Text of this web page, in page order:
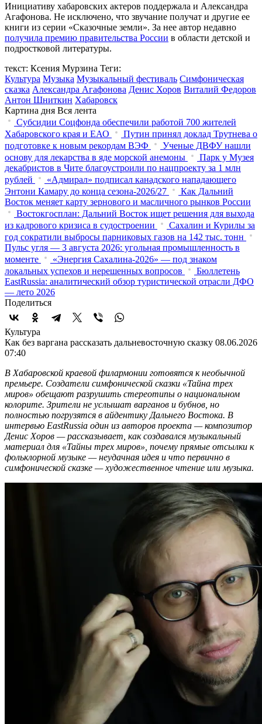
Инициативу хабаровских актеров поддержала и Александра
Агафонова. Не исключено, что звучание получат и другие ее
книги из серии «Сказочные земли». За нее автор недавно
получила премию правительства России в области детской и
подростковой литературы.
текст: Ксения Мурзина Теги:
Культура Музыка Музыкальный фестиваль Симфоническая
сказка Александра Агафонова Денис Хоров Виталий Федоров
Антон Шниткин Хабаровск
Картина дня Вся лента
Субсидии Соцфонда обеспечили работой 700 жителей
Хабаровского края и ЕАО
Путин принял доклад Трутнева о
подготовке к новым рекордам ВЭФ
Ученые ДВФУ нашли
основу для лекарства в яде морской анемоны
Парк у Музея
декабристов в Чите благоустроили по нацпроекту за 1 млн
рублей
«Адмирал» подписал канадского нападающего
Энтони Камару до конца сезона-2026/27
Как Дальний
Восток меняет карту зернового и масличного рынков России
Востокгосплан: Дальний Восток ищет решения для выхода
из кадрового кризиса в судостроении
Сахалин и Курилы за
год сократили выбросы парниковых газов на 142 тыс. тонн
Пульс угля — 3 августа 2026: угольная промышленность в
моменте
«Энергия Сахалина-2026» — под знаком
локальных успехов и нерешенных вопросов
Бюллетень
EastRussia: аналитический обзор туристической отрасли ДФО
— лето 2026
Поделиться
Культура
Как без варгана рассказать дальневосточную сказку 08.06.2026
07:40
В Хабаровской краевой филармонии готовятся к необычной
премьере. Создатели симфонической сказки «Тайна трех
миров» обещают разрушить стереотипы о национальном
колорите. Зрители не услышат варганов и бубнов, но
полностью погрузятся в айдентику Дальнего Востока. В
интервью EastRussia один из авторов проекта — композитор
Денис Хоров — рассказывает, как создавался музыкальный
материал для «Тайны трех миров», почему прямые отсылки к
фольклорной музыке — неудачная идея и что первично в
симфонической сказке — художественное чтение или музыка.